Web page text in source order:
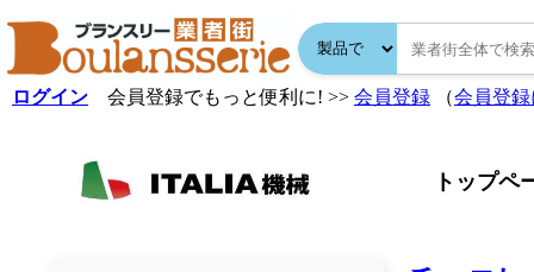
ログイン 会員登録でもっと便利に! >> 会員登録 （会員登
トップペ